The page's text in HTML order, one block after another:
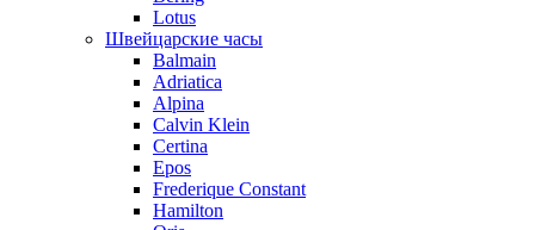
Lotus
Швейцарские часы
Balmain
Adriatica
Alpina
Calvin Klein
Certina
Epos
Frederique Constant
Hamilton